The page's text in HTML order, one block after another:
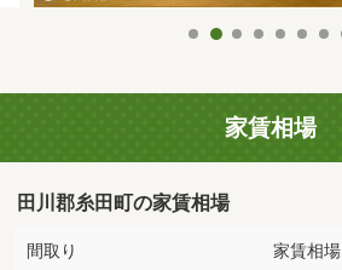
家賃相場
田川郡糸田町の家賃相場
間取り 家賃相場